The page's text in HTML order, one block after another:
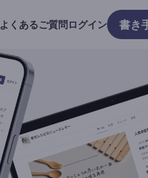
よくあるご質問ログイン 書き